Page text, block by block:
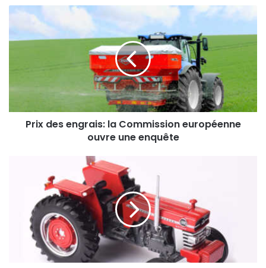
Prix
engrais:
ouvre
enquête
Prix des engrais: la Commission européenne
ouvre une enquête
Massey
Ferguson
Multipower